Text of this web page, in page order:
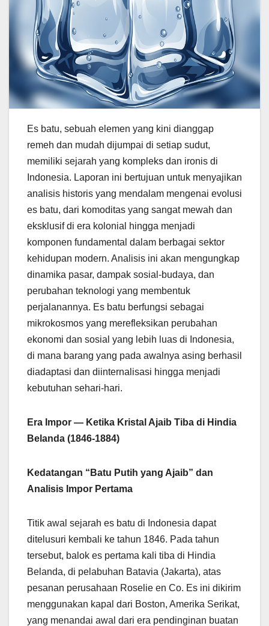
Es batu, sebuah elemen yang kini dianggap
remeh dan mudah dijumpai di setiap sudut,
memiliki sejarah yang kompleks dan ironis di
Indonesia. Laporan ini bertujuan untuk menyajikan
analisis historis yang mendalam mengenai evolusi
es batu, dari komoditas yang sangat mewah dan
eksklusif di era kolonial hingga menjadi
komponen fundamental dalam berbagai sektor
kehidupan modern. Analisis ini akan mengungkap
dinamika pasar, dampak sosial-budaya, dan
perubahan teknologi yang membentuk
perjalanannya. Es batu berfungsi sebagai
mikrokosmos yang merefleksikan perubahan
ekonomi dan sosial yang lebih luas di Indonesia,
di mana barang yang pada awalnya asing berhasil
diadaptasi dan diinternalisasi hingga menjadi
kebutuhan sehari-hari.
Era Impor — Ketika Kristal Ajaib Tiba di Hindia
Belanda (1846-1884)
Kedatangan “Batu Putih yang Ajaib” dan
Analisis Impor Pertama
Titik awal sejarah es batu di Indonesia dapat
ditelusuri kembali ke tahun 1846. Pada tahun
tersebut, balok es pertama kali tiba di Hindia
Belanda, di pelabuhan Batavia (Jakarta), atas
pesanan perusahaan Roselie en Co. Es ini dikirim
menggunakan kapal dari Boston, Amerika Serikat,
yang menandai awal dari era pendinginan buatan